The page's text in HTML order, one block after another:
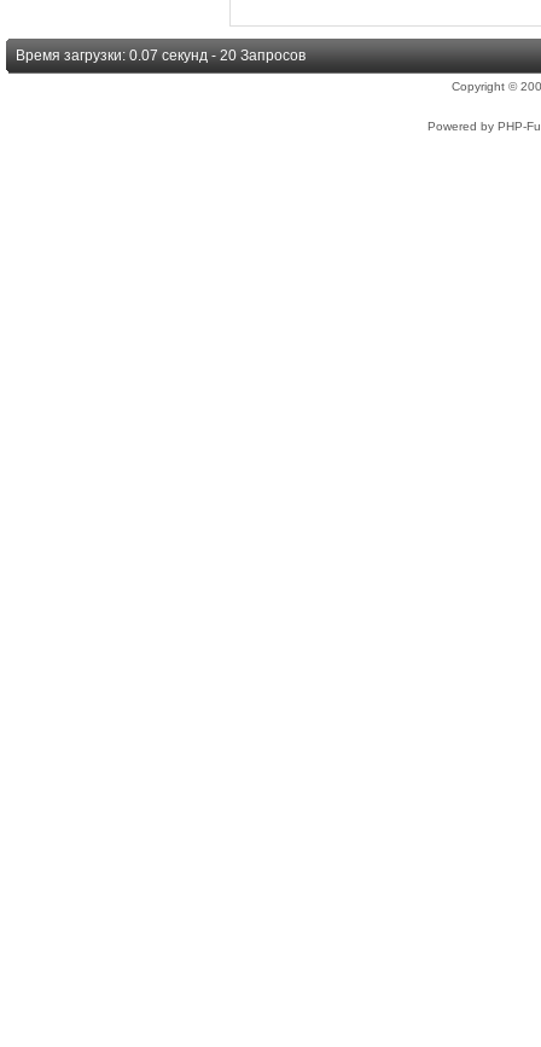
Время загрузки: 0.07 секунд - 20 Запросов
Copyright ©
Powered by PHP-